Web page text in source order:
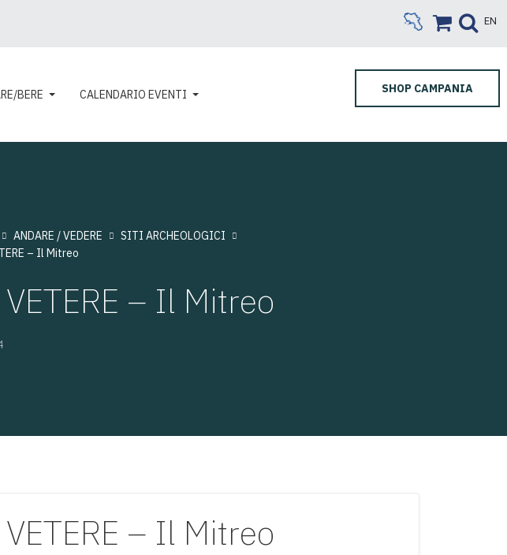
EN
BERE CALENDARIO EVENTI SHOP CAMPANIA
ANDARE / VEDERE
SITI ARCHEOLOGICI
– Il Mitreo
– Il Mitreo
– Il Mitreo